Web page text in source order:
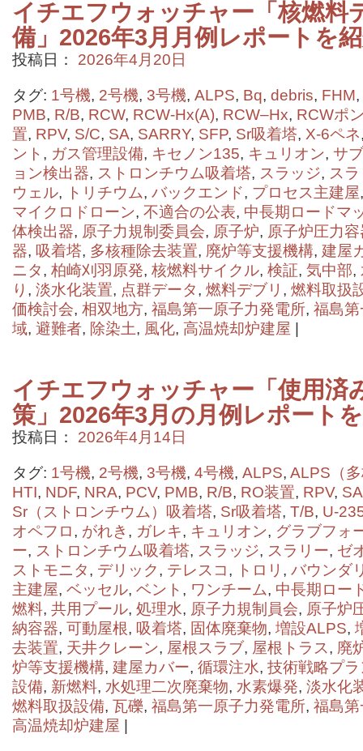
イチエフウォッチャー「核燃料
備」2026年3月月例レポートを
投稿日： 2026年4月20日
タグ: 1号機, 2号機, 3号機, ALPS, Bq, debris, FHM,
PMB, R/B, RCW, RCW-Hx(A), RCW–Hx, RCWポ
置, RPV, S/C, SA, SARRY, SFP, Sr吸着塔, X-6ペネ
ント , ガス管理設備, キセノン135, キュリオン, サ
ョン検出器, ストロンチウム吸着塔, スラッジ, ス
ウェル, トリチウム, バックエンド, プロセス主建屋
マイクロドローン, 不適合の公表, 中長期ロードマ
体検出器, 原子力規制委員会, 原子炉, 原子炉圧力容
器, 吸着塔, 多核種除去装置, 廃炉等支援機構, 建屋
ニタ, 柏崎刈羽原発, 核燃料サイクル, 検証, 気中部,
り , 淡水化装置, 点群データ, 燃料デブリ , 燃料取扱
価検討会, 相双地方, 福島第一原子力発電所, 福島
域, 避難者, 除染土, 風化, 高温焼却炉建屋
イチエフウォッチャー「使用済
策」2026年3月の月例レポート
投稿日： 2026年4月14日
タグ: 1号機, 2号機, 3号機, 4号機, ALPS, ALPS（
HTI, NDF, NRA, PCV, PMB, R/B, RO装置, RPV, SA
Sr（ストロンチウム）吸着塔, Sr吸着塔, T/B, U-
オペフロ, がれき , ガレキ, キュリオン, グラブフォ
ー, ストロンチウム吸着塔, スラッジ, スラリー, ゼ
ストモニタ, デリック, テレスコ, トロリ , バウンダ
主建屋, ベッセル, ベント , ワンチーム, 中長期ロー
燃料, 共用プール, 処理水, 原子力規制員会, 原子炉
納容器, 可動屋根, 吸着塔, 固体廃棄物, 増設ALPS,
去装置, 天井クレーン, 屋根スラブ, 屋根トラス, 廃
炉等支援機構, 建屋カバー, 循環注水, 技術戦略プラ
設備, 新燃料, 水処理二次廃棄物, 水素爆発, 淡水化
燃料取扱設備, 瓦礫, 福島第一原子力発電所, 福島
高温焼却炉建屋